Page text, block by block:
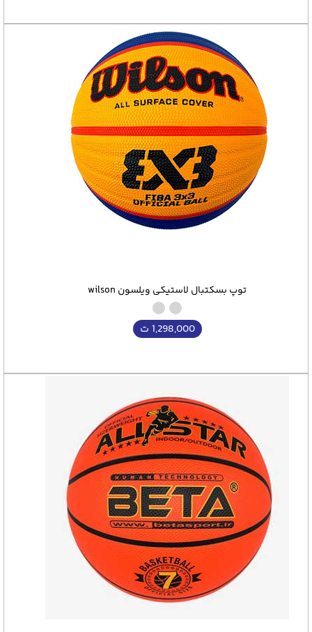
توپ بسکتبال لاستیکی ویلسون wilson
1,298,000 ت